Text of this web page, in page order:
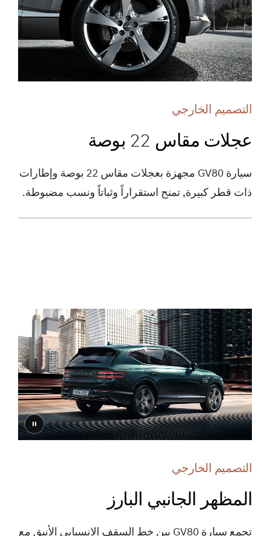
التصميم الخارجي
عجلات مقاس 22 بوصة
سيارة GV80 مجهزة بعجلات مقاس 22 بوصة وإطارات
ذات قطر كبيرة, تمنح استقراراً وثباتاً ونسب مضبوطة.
إيقاف
الفيديو
التصميم الخارجي
المظهر الجانبي البارز
تجمع سيارة GV80 بين خط السقف الانسيابي الأنيق مع